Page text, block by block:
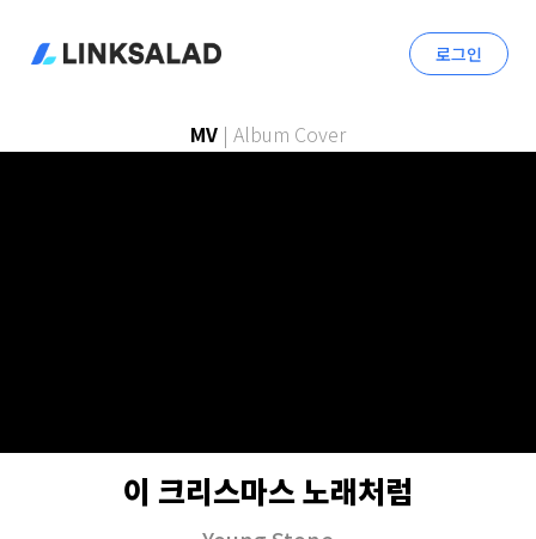
로그인
MV | Album Cover
이 크리스마스 노래처럼